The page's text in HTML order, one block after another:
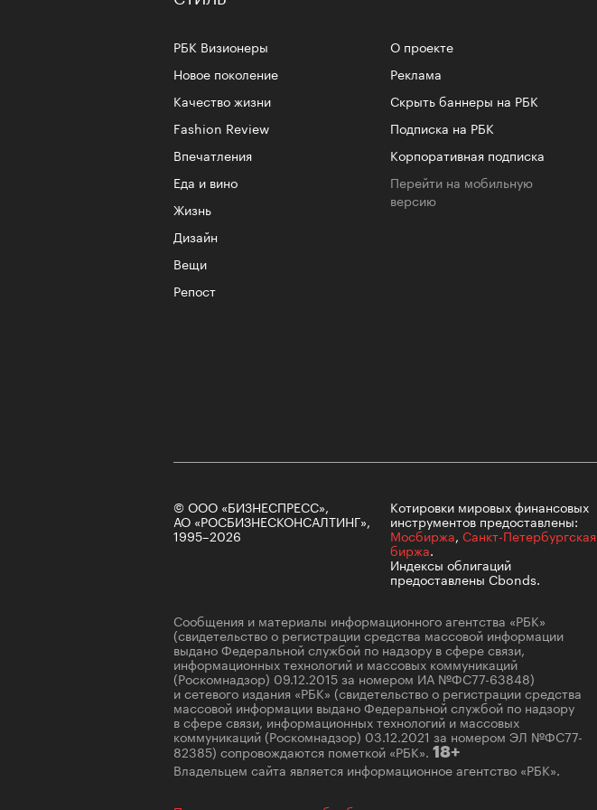
РБК Визионеры
Новое поколение
Качество жизни
Fashion Review
Впечатления
Еда и вино
Жизнь
Дизайн
Вещи
Репост
О проекте
Реклама
Скрыть баннеры на РБК
Подписка на РБК
Корпоративная подписка
Перейти на мобильную
версию
© ООО «БИЗНЕСПРЕСС»,
АО «РОСБИЗНЕСКОНСАЛТИНГ»,
1995–2026
Котировки мировых финансовых
инструментов предоставлены:
Мосбиржа, Санкт-Петербургская
биржа.
Индексы облигаций
предоставлены Cbonds.
Сообщения и материалы информационного агентства «РБК»
(свидетельство о регистрации средства массовой информации
выдано Федеральной службой по надзору в сфере связи,
информационных технологий и массовых коммуникаций
(Роскомнадзор) 09.12.2015 за номером ИА №ФС77-63848)
и сетевого издания «РБК» (свидетельство о регистрации средства
массовой информации выдано Федеральной службой по надзору
в сфере связи, информационных технологий и массовых
коммуникаций (Роскомнадзор) 03.12.2021 за номером ЭЛ №ФС77-
82385) сопровождаются пометкой «РБК». 18+
Владельцем сайта является информационное агентство «РБК».